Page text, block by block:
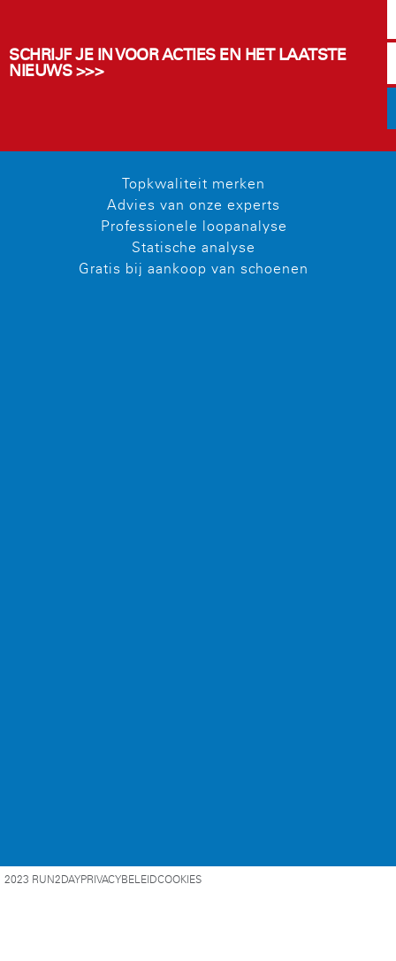
SCHRIJF JE IN VOOR ACTIES EN HET LAATSTE
NIEUWS >>>
Topkwaliteit merken
Advies van onze experts
Professionele loopanalyse
Statische analyse
Gratis bij aankoop van schoenen
2023 RUN2DAYPRIVACYBELEIDCOOKIES